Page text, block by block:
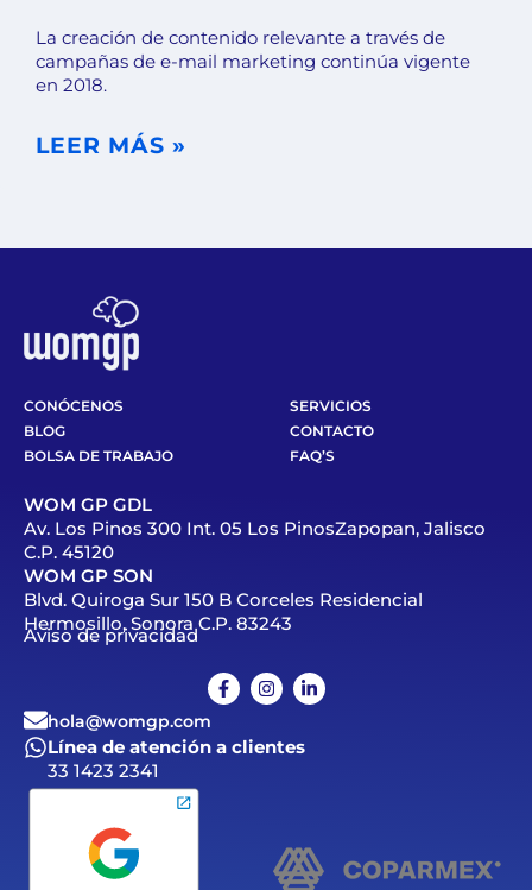
La creación de contenido relevante a través de
campañas de e-mail marketing continúa vigente
en 2018.
LEER MÁS »
CONÓCENOS
SERVICIOS
BLOG
CONTACTO
BOLSA DE TRABAJO
FAQ’S
WOM GP GDL
Av. Los Pinos 300 Int. 05 Los PinosZapopan, Jalisco
C.P. 45120
WOM GP SON
Blvd. Quiroga Sur 150 B Corceles Residencial
Hermosillo, Sonora C.P. 83243
Aviso de privacidad
hola@womgp.com
Línea de atención a clientes
33 1423 2341